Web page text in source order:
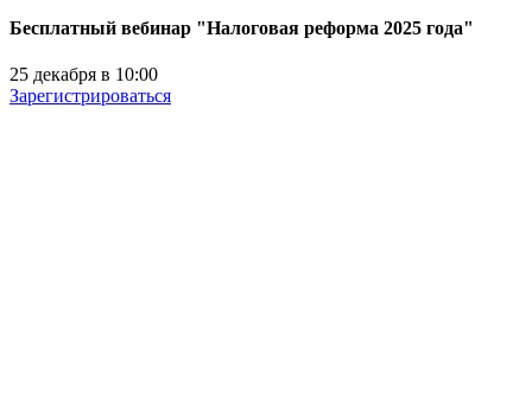
Бесплатный вебинар "Налоговая реформа 2025 года"
25 декабря в 10:00
Зарегистрироваться